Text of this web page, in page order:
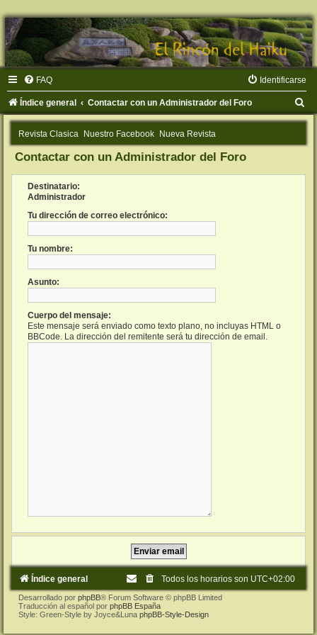
FAQ Identificarse
Índice general Contactar con un Administrador del Foro
u
Revista Clasica Nuestro Facebook Nueva Revista
Contactar con un Administrador del Foro
Destinatario:
Administrador
Tu dirección de correo electrónico:
Tu nombre:
Asunto:
Cuerpo del mensaje:
Este mensaje será enviado como texto plano, no incluyas HTML o
BBCode. La dirección del remitente será tu dirección de email.
Índice general Todos los horarios son UTC+02:00
Desarrollado por phpBB® Forum Software © phpBB Limited
Traducción al español por phpBB España
Style: Green-Style by Joyce&Luna phpBB-Style-Design